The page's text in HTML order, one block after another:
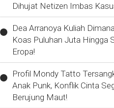
Dihujat Netizen Imbas
Dea Arranoya Kuliah
Koas Puluhan Juta Hingga
Eropa!
Profil Mondy Tatto
Anak Punk, Konflik Cinta
Berujung Maut!